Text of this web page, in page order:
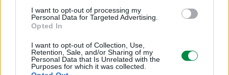
I want to opt-out of processing my
Personal Data for Targeted Advertising.
Opted In
I want to opt-out of Collection, Use,
Retention, Sale, and/or Sharing of my
Personal Data that Is Unrelated with the
Purposes for which it was collected.
ul. Wołoska 5
02-675 Warszawa
Pomoc techniczna